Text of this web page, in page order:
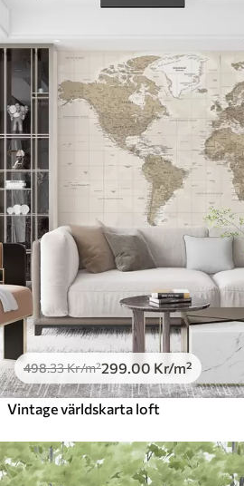
498.33Kr/m²299 .00 Kr/m²
Vintage världskarta loft